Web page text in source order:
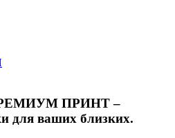
ПРИНТ –
для ваших близких.